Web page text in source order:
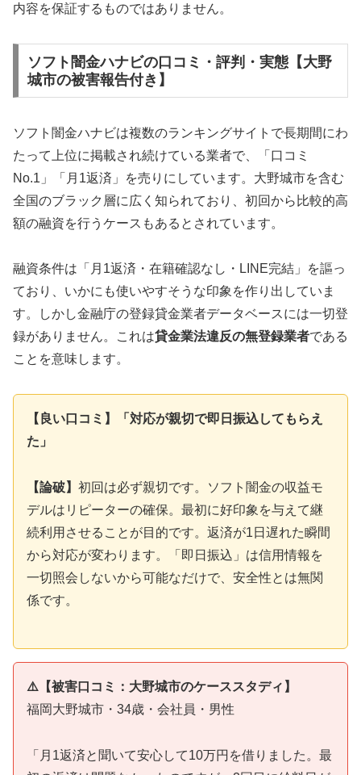
内容を保証するものではありません。
ソフト闇金ハナビの口コミ・評判・実態【大野
城市の被害報告付き】
ソフト闇金ハナビは複数のランキングサイトで長期間にわ
たって上位に掲載され続けている業者で、「口コミ
No.1」「月1返済」を売りにしています。大野城市を含む
全国のブラック層に広く知られており、初回から比較的高
額の融資を行うケースもあるとされています。
融資条件は「月1返済・在籍確認なし・LINE完結」を謳っ
ており、いかにも使いやすそうな印象を作り出していま
す。しかし金融庁の登録貸金業者データベースには一切登
録がありません。これは貸金業法違反の無登録業者である
ことを意味します。
【良い口コミ】「対応が親切で即日振込してもらえ
た」
【論破】 初回は必ず親切です。ソフト闇金の収益モ
デルはリピーターの確保。最初に好印象を与えて継
続利用させることが目的です。返済が1日遅れた瞬間
から対応が変わります。「即日振込」は信用情報を
一切照会しないから可能なだけで、安全性とは無関
係です。
⚠️【被害口コミ：大野城市のケーススタディ】
福岡大野城市・34歳・会社員・男性
「月1返済と聞いて安心して10万円を借りました。最